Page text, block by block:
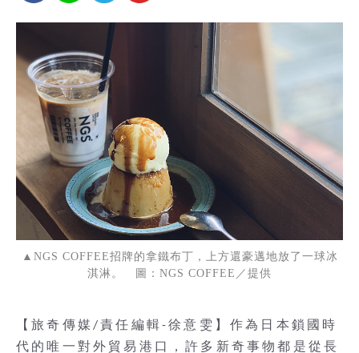
▲NGS COFFEE招牌的拿鐵布丁，上方還豪邁地放了一球冰
淇淋。 圖：NGS COFFEE／提供
【旅奇傳媒/責任編輯-徐意雯】作為日本鎖國時
代的唯一對外貿易港口，許多新奇事物都是從長